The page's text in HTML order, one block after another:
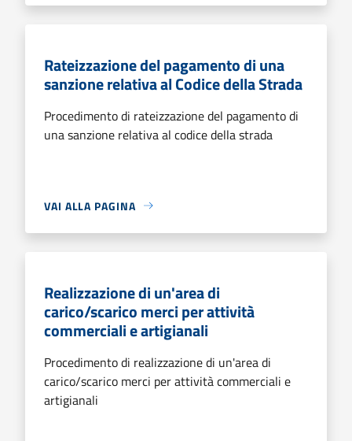
Rateizzazione del pagamento di una
sanzione relativa al Codice della Strada
Procedimento di rateizzazione del pagamento di
una sanzione relativa al codice della strada
VAI ALLA PAGINA
Realizzazione di un'area di
carico/scarico merci per attività
commerciali e artigianali
Procedimento di realizzazione di un'area di
carico/scarico merci per attività commerciali e
artigianali